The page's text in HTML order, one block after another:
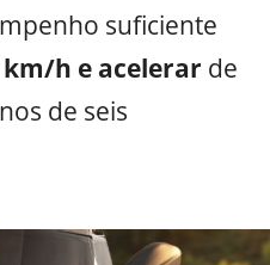
suficiente
km/h e acelerar de
de seis